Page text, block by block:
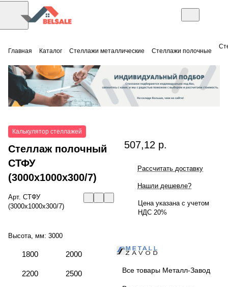
Главная Каталог Стеллажи металлические Стеллажи полочные
Калькулятор стеллажей
Стеллаж полочный
СТФУ
(3000x1000x300/7)
Арт. СТФУ
(3000x1000x300/7)
Высота, мм: 3000
1800 2000
2200 2500
507,12 р.
Рассчитать доставку
Нашли дешевле?
Цена указана с учетом
НДС 20%
Все товары Металл-Завод